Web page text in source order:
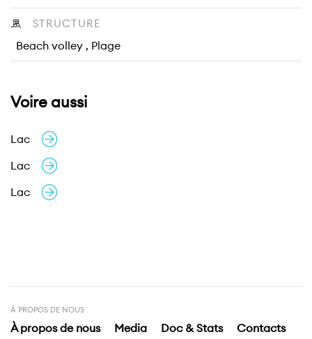
STRUCTURE
Beach volley , Plage
Voire aussi
Lac
Lac
Lac
À PROPOS DE NOUS
À propos de nous Media Doc & Stats
Contacts